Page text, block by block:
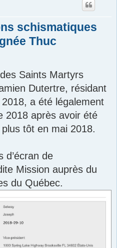
schismatiques
Thuc
Saints Martyrs
Dutertre, résidant
a été légalement
2018 après avoir été
tôt en mai 2018.
d’écran de
Mission auprès du
du Québec.